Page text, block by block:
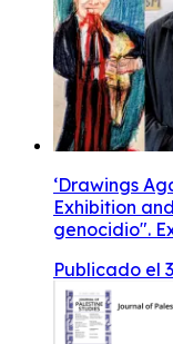
‘Drawings
Exhibition
genocidio".
Publicado el